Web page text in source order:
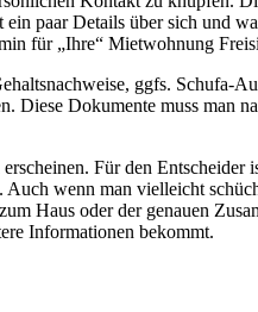
paar Details über sich und
für „Ihre“ Mietwohnung
ggfs. Schufa-
Diese Dokumente muss man
Für den
wenn man vielleicht
Haus oder der genauen
Informationen bekommt.